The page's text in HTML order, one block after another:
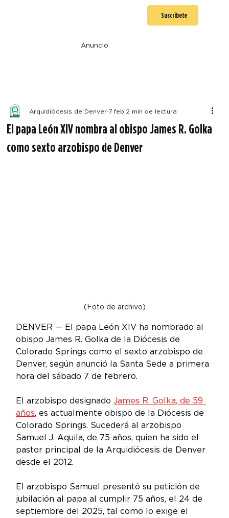
Suscríbete
Anuncio
El papa León XIV nombra al obispo James R. Golka
como sexto arzobispo de Denver
Arquidiócesis de Denver 7 feb 2 min de lectura
(Foto de archivo)
DENVER — El papa León XIV ha nombrado al
obispo James R. Golka de la Diócesis de
Colorado Springs como el sexto arzobispo de
Denver, según anunció la Santa Sede a primera
hora del sábado 7 de febrero.
El arzobispo designado James R. Golka, de 59
años, es actualmente obispo de la Diócesis de
Colorado Springs. Sucederá al arzobispo
Samuel J. Aquila, de 75 años, quien ha sido el
pastor principal de la Arquidiócesis de Denver
desde el 2012.
El arzobispo Samuel presentó su petición de
jubilación al papa al cumplir 75 años, el 24 de
septiembre del 2025, tal como lo exige el